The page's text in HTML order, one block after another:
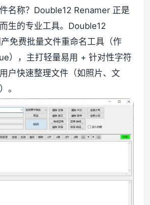
名称？Double12 Renamer 正是
生的专业工具。Double12
免费批量文件重命名工具（作
），主打轻量易用 + 针对性字符
户快速整理文件（如照片、文
。